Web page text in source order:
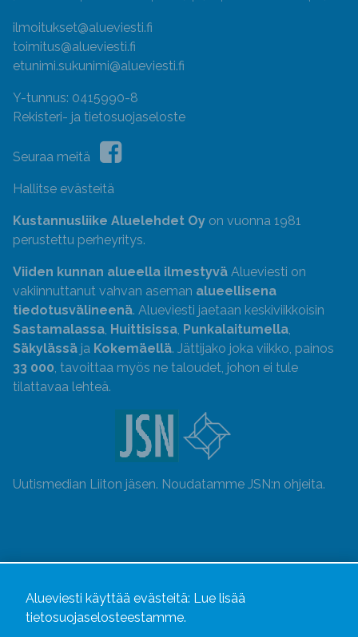
ilmoitukset@alueviesti.fi
toimitus@alueviesti.fi
etunimi.sukunimi@alueviesti.fi
Y-tunnus: 0415990-8
Rekisteri- ja tietosuojaseloste
Seuraa meitä
Hallitse evästeitä
Kustannusliike Aluelehdet Oy on vuonna 1981
perustettu perheyritys.
Viiden kunnan alueella ilmestyvä Alueviesti on
vakiinnuttanut vahvan aseman alueellisena
tiedotusvälineenä. Alueviesti jaetaan keskiviikkoisin
Sastamalassa, Huittisissa, Punkalaitumella,
Säkylässä ja Kokemäellä. Jättijako joka viikko, painos
33 000, tavoittaa myös ne taloudet, johon ei tule
tilattavaa lehteä.
Uutismedian Liiton jäsen. Noudatamme JSN:n ohjeita.
Alueviesti käyttää evästeitä: Lue lisää
tietosuojaselosteestamme.